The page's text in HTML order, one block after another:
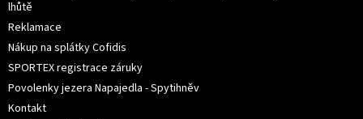
lhůtě
Reklamace
Nákup na splátky Cofidis
SPORTEX registrace záruky
Povolenky jezera Napajedla - Spytihněv
Kontakt